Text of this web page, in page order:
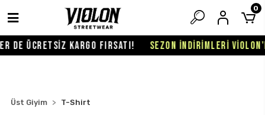
ÜCRETSİZ KARGO FIRSATI! SEZON İNDİRİMLERİ
0
Üst Giyim T-Shirt